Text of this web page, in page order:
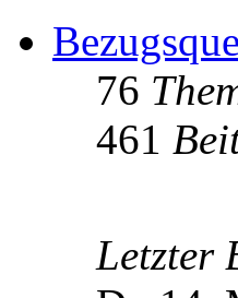
76
461
Letzter